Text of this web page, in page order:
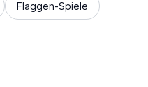
Flaggen-Spiele